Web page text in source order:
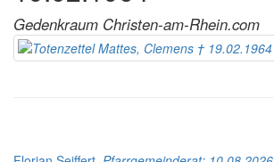
Gedenkraum Christen-am-Rhein.com